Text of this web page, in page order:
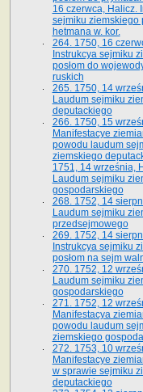
16 czerwca, Halicz.
sejmiku ziemskiego
hetmana w. kor.
264. 1750, 16
Instrukcya sejmiku
posłom do
ruskich
265. 1750, 14
Laudum sejmiku
deputackiego
266. 1750, 15
Manifestacye
powodu laudum
ziemskiego
1751, 14 września,
Laudum sejmiku
gospodarskiego
268. 1752, 14
Laudum sejmiku
przedsejmowego
269. 1752, 14
Instrukcya sejmiku
posłom na sejm
270. 1752, 12
Laudum sejmiku
gospodarskiego
271. 1752, 12
Manifestacya
powodu laudum
ziemskiego
272. 1753, 10
Manifestacye
w sprawie sejmiku
deputackiego